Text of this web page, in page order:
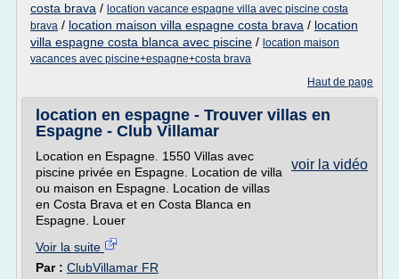
costa brava / location vacance espagne villa avec piscine costa
brava / location maison villa espagne costa brava / location
villa espagne costa blanca avec piscine / location maison
vacances avec piscine+espagne+costa brava
Haut de page
location en espagne - Trouver villas en
Espagne - Club Villamar
voir la vidéo
Location en Espagne. 1550 Villas avec
piscine privée en Espagne. Location de villa
ou maison en Espagne. Location de villas
en Costa Brava et en Costa Blanca en
Espagne. Louer
Voir la suite
Par : ClubVillamar FR